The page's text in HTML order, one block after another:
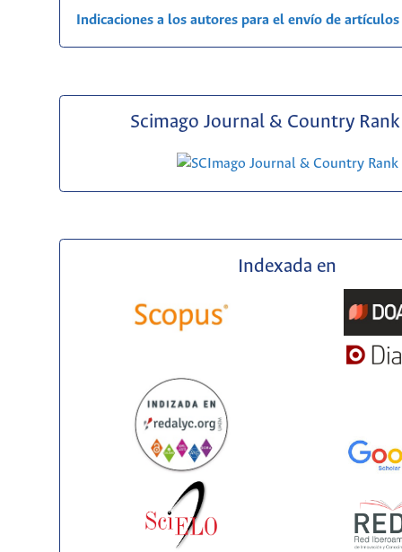
Indicaciones a los autores para el envío de artículos
Scimago Journal & Country Rank
Indexada en